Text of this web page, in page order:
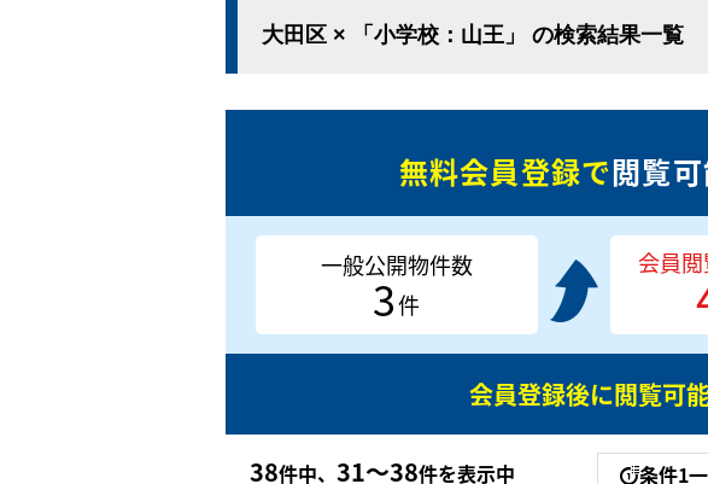
大田区 × 「小学校：山王」 の検索結果一覧
無料会員登録で閲覧
一般公開物件数
3件
会員
会員登録後に閲覧可
38件中、 31〜38件を表示中 条件1